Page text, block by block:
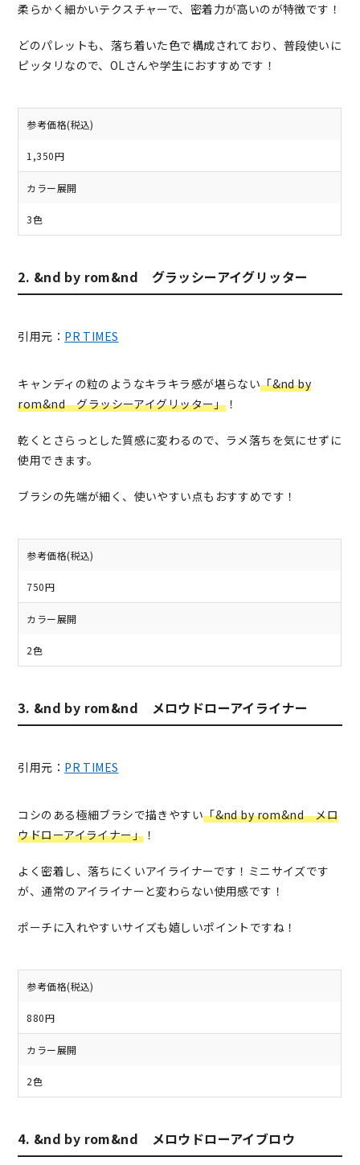
柔らかく細かいテクスチャーで、密着力が高いのが特徴です！
どのパレットも、落ち着いた色で構成されており、普段使いに
ピッタリなので、OLさんや学生におすすめです！
参考価格(税込)
1,350円
カラー展開
3色
2. &nd by rom&nd グラッシーアイグリッター
引用元： PR TIMES
キャンディの粒のようなキラキラ感が堪らない「&nd by
rom&nd グラッシーアイグリッター」！
乾くとさらっとした質感に変わるので、ラメ落ちを気にせずに
使用できます。
ブラシの先端が細く、使いやすい点もおすすめです！
参考価格(税込)
750円
カラー展開
2色
3. &nd by rom&nd メロウドローアイライナー
引用元： PR TIMES
コシのある極細ブラシで描きやすい「&nd by rom&nd メロ
ウドローアイライナー」 ！
よく密着し、落ちにくいアイライナーです！ミニサイズです
が、通常のアイライナーと変わらない使用感です！
ポーチに入れやすいサイズも嬉しいポイントですね！
参考価格(税込)
880円
カラー展開
2色
4. &nd by rom&nd メロウドローアイブロウ